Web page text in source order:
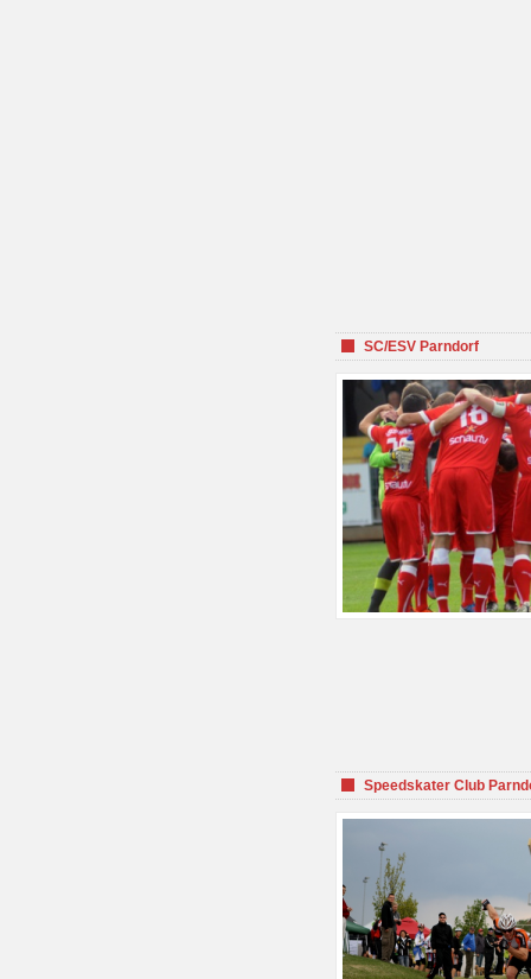
SC/ESV Parndorf
Speedskater Club